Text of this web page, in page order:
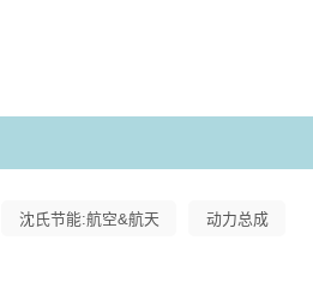
沈氏节能:航空&航天 动力总成